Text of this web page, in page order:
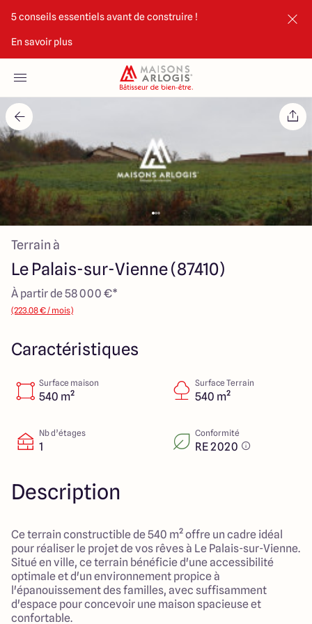
5 conseils essentiels avant de construire !
En savoir plus
Nos maisons
Nos annonces
Votre projet
Qui sommes-nous
Maisons ARLOGIS Limoges
Terrain à
Le Palais-sur-Vienne (87410)
À partir de 58 000 €*
(223.08 € / mois)
Caractéristiques
Surface maison
540 m²
Surface Terrain
540 m²
Nb d’étages
1
Conformité
RE 2020
Description
Ce terrain constructible de 540 m² offre un cadre idéal
pour réaliser le projet de vos rêves à Le Palais-sur-Vienne.
Situé en ville, ce terrain bénéficie d'une accessibilité
optimale et d'un environnement propice à
l'épanouissement des familles, avec suffisamment
d'espace pour concevoir une maison spacieuse et
confortable.